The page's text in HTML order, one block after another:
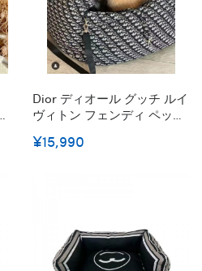
Dior ディオール グッチ ルイ
ヴィトン フェンディ ペット
用ベッドハイブランド猫の
¥15,990